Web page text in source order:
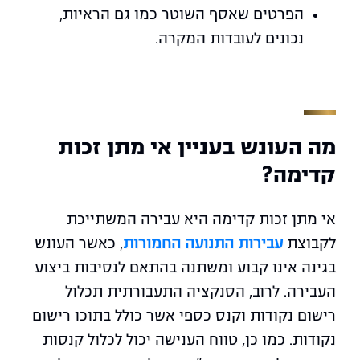
הפרטים שאסף השוטר כמו גם הראיות,
נכונים לעובדות המקרה.
מה העונש בעניין אי מתן זכות
קדימה?
אי מתן זכות קדימה היא עבירה המשתייכת
לקבוצת עבירות התנועה החמורות, כאשר העונש
בגינה אינו קבוע ומשתנה בהתאם לנסיבות ביצוע
העבירה. לרוב, הסנקציה התעבורתית תכלול
רישום נקודות וקנס כספי אשר כולל בתוכו רישום
נקודות. כמו כן, טווח הענישה יכול לכלול קנסות